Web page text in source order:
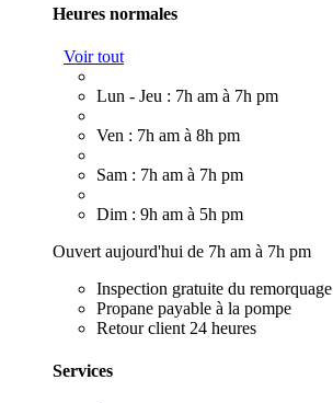
Heures normales
Voir tout
Lun - Jeu : 7h am à 7h pm
Ven : 7h am à 8h pm
Sam : 7h am à 7h pm
Dim : 9h am à 5h pm
Ouvert aujourd'hui de 7h am à 7h pm
Inspection gratuite du remorquage
Propane payable à la pompe
Retour client 24 heures
Services